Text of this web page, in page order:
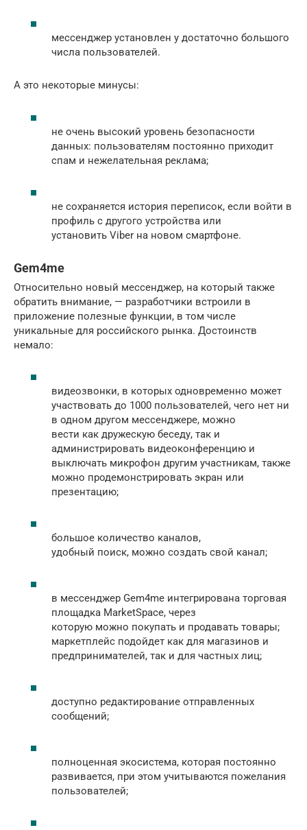
мессенджер установлен у достаточно большого
числа пользователей.
А это некоторые минусы:
не очень высокий уровень безопасности
данных: пользователям постоянно приходит
спам и нежелательная реклама;
не сохраняется история переписок, если войти в
профиль с другого устройства или
установить Viber на новом смартфоне.
Gem4me
Относительно новый мессенджер, на который также
обратить внимание, — разработчики встроили в
приложение полезные функции, в том числе
уникальные для российского рынка. Достоинств
немало:
видеозвонки, в которых одновременно может
участвовать до 1000 пользователей, чего нет ни
в одном другом мессенджере, можно
вести как дружескую беседу, так и
администрировать видеоконференцию и
выключать микрофон другим участникам, также
можно продемонстрировать экран или
презентацию;
большое количество каналов,
удобный поиск, можно создать свой канал;
в мессенджер Gem4me интегрирована торговая
площадка MarketSpace, через
которую можно покупать и продавать товары;
маркетплейс подойдет как для магазинов и
предпринимателей, так и для частных лиц;
доступно редактирование отправленных
сообщений;
полноценная экосистема, которая постоянно
развивается, при этом учитываются пожелания
пользователей;